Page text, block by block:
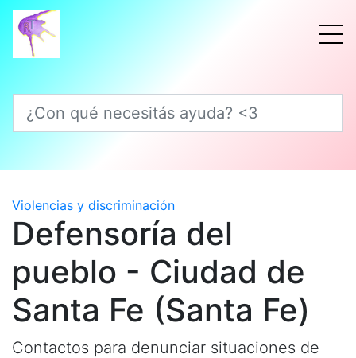
¿Con qué necesitás ayuda? <3
Violencias y discriminación
Defensoría del
pueblo - Ciudad de
Santa Fe (Santa Fe)
Contactos para denunciar situaciones de